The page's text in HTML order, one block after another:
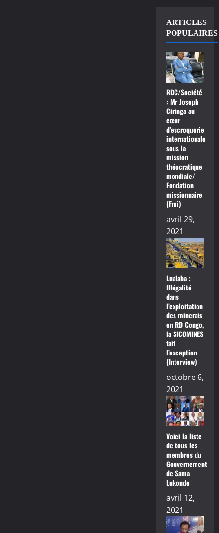
ARTICLES
POPULAIRES
RDC/Société
: Mr Joseph
Ciringa au
cœur
d’escroquerie
internationale
sous la
mission
théocratique
mondiale/
Fondation
missionnaire
(Fmi)
avril 29,
2021
Lualaba :
Illégalité
dans
l’exploitation
des minerais
en RD Congo,
la SICOMINES
fait
l’exception
(Interview)
octobre 6,
2021
Voici la liste
de tous les
membres du
Gouvernement
de Sama
Lukonde
avril 12,
2021